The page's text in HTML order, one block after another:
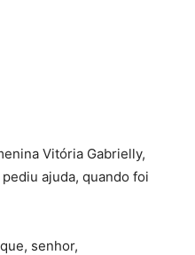
Vitória Gabrielly,
ajuda, quando foi
senhor,